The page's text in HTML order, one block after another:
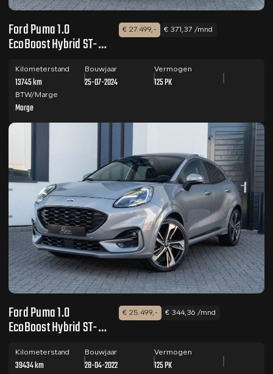
Ford Puma 1.0
EcoBoost Hybrid ST-
WINTERP. / NIEUW
MODEL
€ 27.499,- € 371,37 /mnd
Kilometerstand
13745 km
Bouwjaar
25-07-2024
Vermogen
125 PK
BTW/Marge
Marge
Ford Puma 1.0
EcoBoost Hybrid ST-
TREKHAAK / 19 INCH
€ 25.499,- € 344,36 /mnd
Kilometerstand
39434 km
Bouwjaar
28-04-2022
Vermogen
125 PK